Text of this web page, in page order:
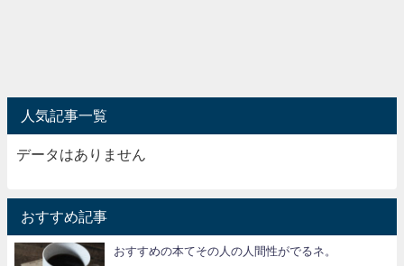
人気記事一覧
データはありません
おすすめ記事
おすすめの本てその人の人間性がでるネ。